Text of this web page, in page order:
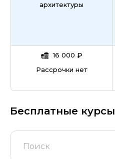
архитектуры
16 000 ₽
Рассрочки нет
Бесплатные курсы